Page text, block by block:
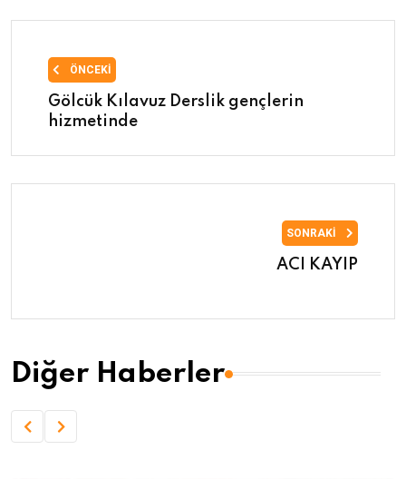
ÖNCEKI
Gölcük Kılavuz Derslik gençlerin
hizmetinde
SONRAKI
ACI KAYIP
Diğer Haberler